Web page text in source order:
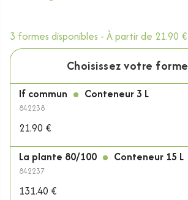
3 formes disponibles - À partir de 21.90 €
Choisissez votre forme
If commun Conteneur 3 L
842238
21.90 €
La plante 80/100
Conteneur 15 L
842237
131.40 €